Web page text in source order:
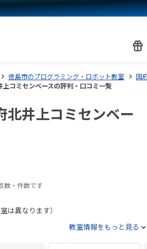
徳島市のプログラミング・ロボット教室
国
上コミセンベースの評判・口コミ一覧
北井上コミセンベー
数・件数です
異なります）
教室情報をもっと見る